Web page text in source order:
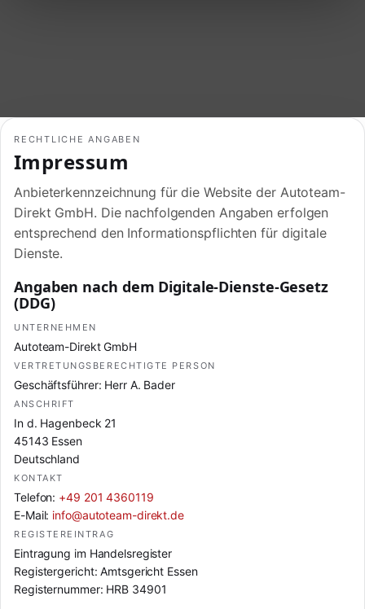
RECHTLICHE ANGABEN
Impressum
Anbieterkennzeichnung für die Website der Autoteam-
Direkt GmbH. Die nachfolgenden Angaben erfolgen
entsprechend den Informationspflichten für digitale
Dienste.
Angaben nach dem Digitale-Dienste-Gesetz
(DDG)
UNTERNEHMEN
Autoteam-Direkt GmbH
VERTRETUNGSBERECHTIGTE PERSON
Geschäftsführer: Herr A. Bader
ANSCHRIFT
In d. Hagenbeck 21
45143 Essen
Deutschland
KONTAKT
Telefon: +49 201 4360119
E-Mail: info@autoteam-direkt.de
REGISTEREINTRAG
Eintragung im Handelsregister
Registergericht: Amtsgericht Essen
Registernummer: HRB 34901